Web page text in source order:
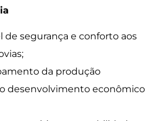
de segurança e conforto aos
da produção
desenvolvimento econômico